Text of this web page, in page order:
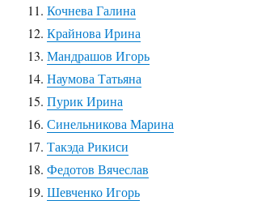
Кочнева Галина
Крайнова Ирина
Мандрашов Игорь
Наумова Татьяна
Пурик Ирина
Синельникова Марина
Такэда Рикиси
Федотов Вячеслав
Шевченко Игорь